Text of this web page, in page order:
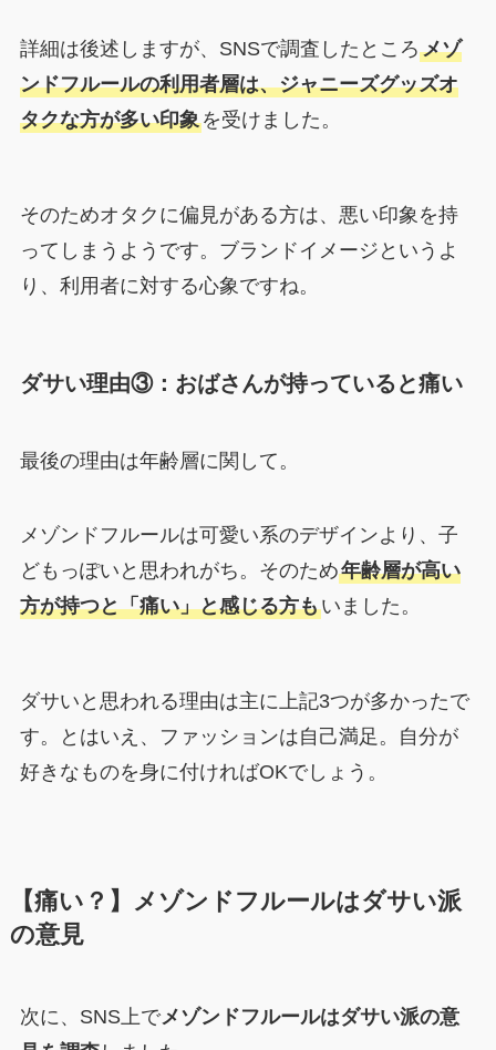
詳細は後述しますが、SNSで調査したところメゾ
ンドフルールの利用者層は、ジャニーズグッズオ
タクな方が多い印象を受けました。
そのためオタクに偏見がある方は、悪い印象を持
ってしまうようです。ブランドイメージというよ
り、利用者に対する心象ですね。
ダサい理由③：おばさんが持っていると痛い
最後の理由は年齢層に関して。
メゾンドフルールは可愛い系のデザインより、子
どもっぽいと思われがち。そのため年齢層が高い
方が持つと「痛い」と感じる方もいました。
ダサいと思われる理由は主に上記3つが多かったで
す。とはいえ、ファッションは自己満足。自分が
好きなものを身に付ければOKでしょう。
【痛い？】メゾンドフルールはダサい派
の意見
次に、SNS上でメゾンドフルールはダサい派の意